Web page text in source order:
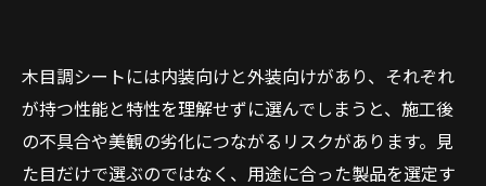
木目調シートには内装向けと外装向けがあり、それぞれ
が持つ性能と特性を理解せずに選んでしまうと、施工後
の不具合や美観の劣化につながるリスクがあります。見
た目だけで選ぶのではなく、用途に合った製品を選定す